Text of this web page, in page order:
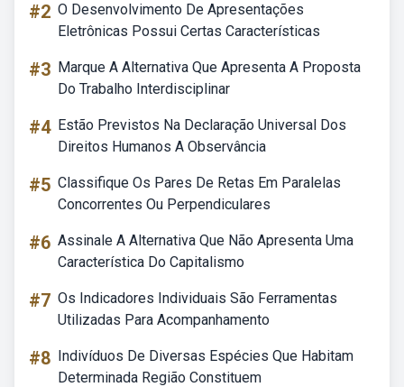
#2 O Desenvolvimento De Apresentações
Eletrônicas Possui Certas Características
#3 Marque A Alternativa Que Apresenta A Proposta
Do Trabalho Interdisciplinar
#4 Estão Previstos Na Declaração Universal Dos
Direitos Humanos A Observância
#5 Classifique Os Pares De Retas Em Paralelas
Concorrentes Ou Perpendiculares
#6 Assinale A Alternativa Que Não Apresenta Uma
Característica Do Capitalismo
#7 Os Indicadores Individuais São Ferramentas
Utilizadas Para Acompanhamento
#8 Indivíduos De Diversas Espécies Que Habitam
Determinada Região Constituem